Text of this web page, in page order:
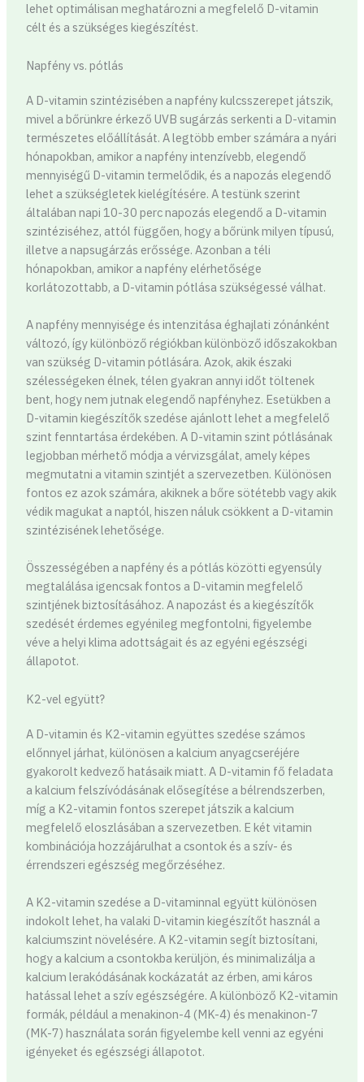
lehet optimálisan meghatározni a megfelelő D-vitamin
célt és a szükséges kiegészítést.
Napfény vs. pótlás
A D-vitamin szintézisében a napfény kulcsszerepet játszik,
mivel a bőrünkre érkező UVB sugárzás serkenti a D-vitamin
természetes előállítását. A legtöbb ember számára a nyári
hónapokban, amikor a napfény intenzívebb, elegendő
mennyiségű D-vitamin termelődik, és a napozás elegendő
lehet a szükségletek kielégítésére. A testünk szerint
általában napi 10-30 perc napozás elegendő a D-vitamin
szintéziséhez, attól függően, hogy a bőrünk milyen típusú,
illetve a napsugárzás erőssége. Azonban a téli
hónapokban, amikor a napfény elérhetősége
korlátozottabb, a D-vitamin pótlása szükségessé válhat.
A napfény mennyisége és intenzitása éghajlati zónánként
változó, így különböző régiókban különböző időszakokban
van szükség D-vitamin pótlására. Azok, akik északi
szélességeken élnek, télen gyakran annyi időt töltenek
bent, hogy nem jutnak elegendő napfényhez. Esetükben a
D-vitamin kiegészítők szedése ajánlott lehet a megfelelő
szint fenntartása érdekében. A D-vitamin szint pótlásának
legjobban mérhető módja a vérvizsgálat, amely képes
megmutatni a vitamin szintjét a szervezetben. Különösen
fontos ez azok számára, akiknek a bőre sötétebb vagy akik
védik magukat a naptól, hiszen náluk csökkent a D-vitamin
szintézisének lehetősége.
Összességében a napfény és a pótlás közötti egyensúly
megtalálása igencsak fontos a D-vitamin megfelelő
szintjének biztosításához. A napozást és a kiegészítők
szedését érdemes egyénileg megfontolni, figyelembe
véve a helyi klima adottságait és az egyéni egészségi
állapotot.
K2-vel együtt?
A D-vitamin és K2-vitamin együttes szedése számos
előnnyel járhat, különösen a kalcium anyagcseréjére
gyakorolt kedvező hatásaik miatt. A D-vitamin fő feladata
a kalcium felszívódásának elősegítése a bélrendszerben,
míg a K2-vitamin fontos szerepet játszik a kalcium
megfelelő eloszlásában a szervezetben. E két vitamin
kombinációja hozzájárulhat a csontok és a szív- és
érrendszeri egészség megőrzéséhez.
A K2-vitamin szedése a D-vitaminnal együtt különösen
indokolt lehet, ha valaki D-vitamin kiegészítőt használ a
kalciumszint növelésére. A K2-vitamin segít biztosítani,
hogy a kalcium a csontokba kerüljön, és minimalizálja a
kalcium lerakódásának kockázatát az érben, ami káros
hatással lehet a szív egészségére. A különböző K2-vitamin
formák, például a menakinon-4 (MK-4) és menakinon-7
(MK-7) használata során figyelembe kell venni az egyéni
igényeket és egészségi állapotot.